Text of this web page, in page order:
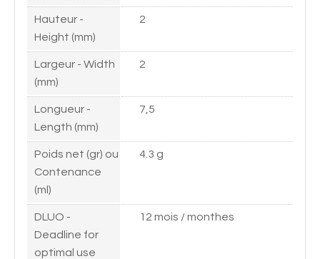
Hauteur -
Height (mm)
2
Largeur - Width
(mm)
2
Longueur -
Length (mm)
7,5
Poids net (gr) ou
Contenance
(ml)
4.3 g
DLUO -
Deadline for
optimal use
12 mois / monthes